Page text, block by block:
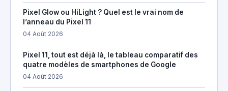
Pixel Glow ou HiLight ? Quel est le vrai nom de
l’anneau du Pixel 11
04 Août 2026
Pixel 11, tout est déjà là, le tableau comparatif des
quatre modèles de smartphones de Google
04 Août 2026